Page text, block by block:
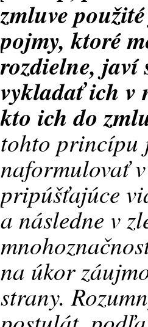
zmluve
pojmy, ktoré
rozdielne, javí
vykladať ich v
kto ich do
tohto princípu
naformulovať
pripúšťajúce
a následne v
na úkor
strany.